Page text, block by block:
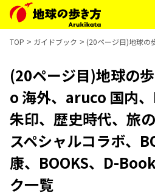
TOP ガイドブック (20ページ目)地球の
(20ページ目)地球の
o 海外、aruco 国内
朱印、歴史時代、旅
スペシャルコラボ、
康、BOOKS、D-
ク一覧